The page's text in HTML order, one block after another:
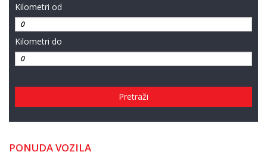
Kilometri od
Kilometri do
Pretraži
PONUDA VOZILA